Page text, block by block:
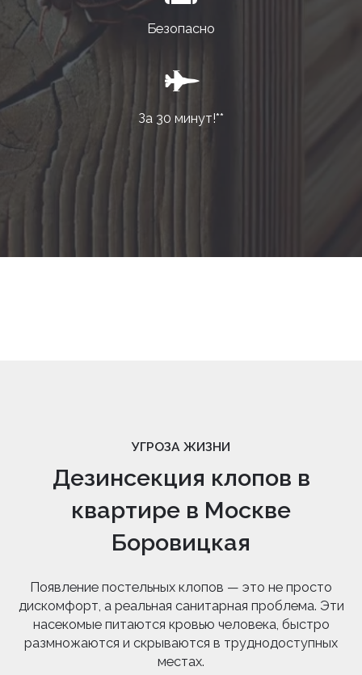
Безопасно
За 30 минут!**
УГРОЗА ЖИЗНИ
Дезинсекция клопов в
квартире в Москве
Боровицкая
Появление постельных клопов — это не просто
дискомфорт, а реальная санитарная проблема. Эти
насекомые питаются кровью человека, быстро
размножаются и скрываются в труднодоступных
местах.